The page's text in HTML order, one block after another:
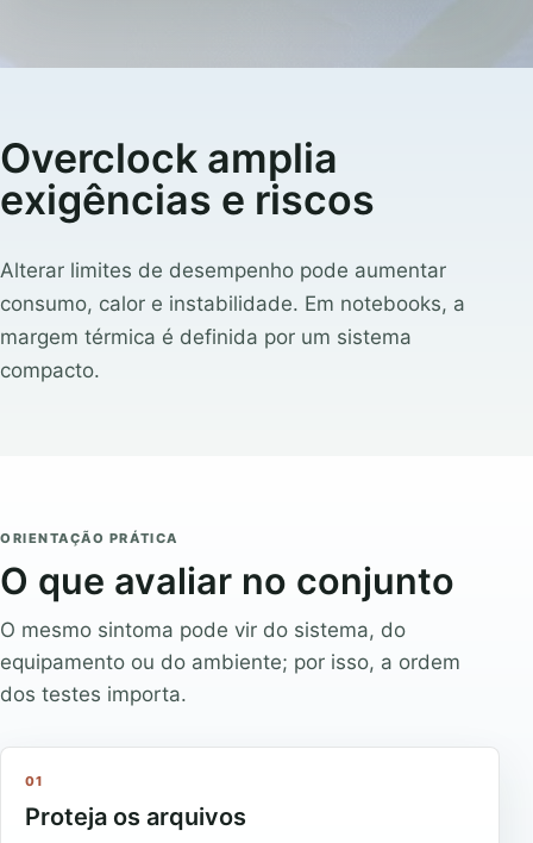
Overclock amplia
exigências e riscos
Alterar limites de desempenho pode aumentar
consumo, calor e instabilidade. Em notebooks, a
margem térmica é definida por um sistema
compacto.
ORIENTAÇÃO PRÁTICA
O que avaliar no conjunto
O mesmo sintoma pode vir do sistema, do
equipamento ou do ambiente; por isso, a ordem
dos testes importa.
01
Proteja os arquivos